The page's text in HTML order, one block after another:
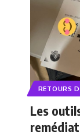
RETOURS
Les